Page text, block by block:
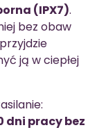
(IPX7).
bez obaw
ją w ciepłej
dni pracy bez